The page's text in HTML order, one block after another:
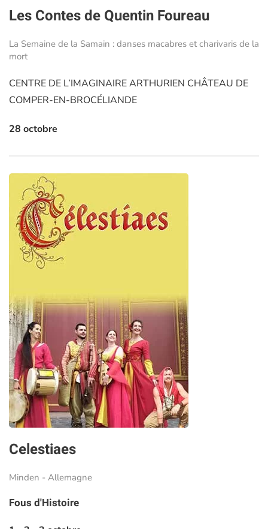
Les Contes de Quentin Foureau
La Semaine de la Samain : danses macabres et charivaris de la
mort
CENTRE DE L’IMAGINAIRE ARTHURIEN CHÂTEAU DE
COMPER-EN-BROCÉLIANDE
28 octobre
Celestiaes
Minden - Allemagne
Fous d'Histoire